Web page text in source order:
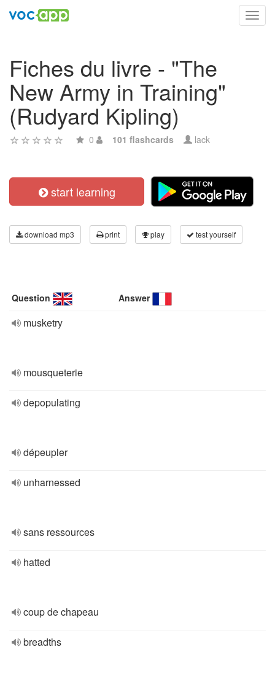
Fiches du livre - "The
New Army in Training"
(Rudyard Kipling)
0 101 flashcards lack
start learning
download mp3 print play test yourself
Question Answer
musketry
mousqueterie
depopulating
dépeupler
unharnessed
sans ressources
hatted
coup de chapeau
breadths